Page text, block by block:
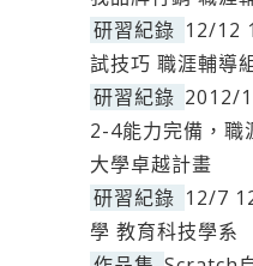
研習紀錄 12/12
試技巧 職涯輔導
研習紀錄 2012/
2-4能力完備，職
大學卓越計畫
研習紀錄 12/7
學 教育科技學系